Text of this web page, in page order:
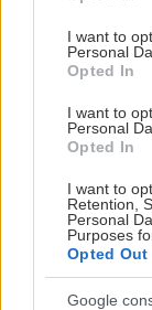
use your data
consent section.
I want to
Personal
Opted In
I want to
Personal
Opted In
I want to
Retention,
Personal
Purposes
Opted Out
Google
φαγητό